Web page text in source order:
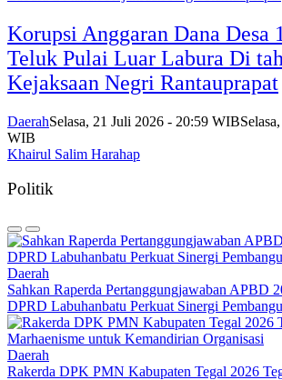
Korupsi Anggaran Dana Desa
Teluk Pulai Luar Labura Di
Kejaksaan Negri Rantauprapat
DaerahSelasa, 21 Juli 2026 - 20:59 WIB
WIB
Khairul Salim Harahap
Politik
Daerah
Sahkan Raperda Pertanggungjawaban APBD
DPRD Labuhanbatu Perkuat Sinergi
Daerah
Rakerda DPK PMN Kabupaten Tegal 2026